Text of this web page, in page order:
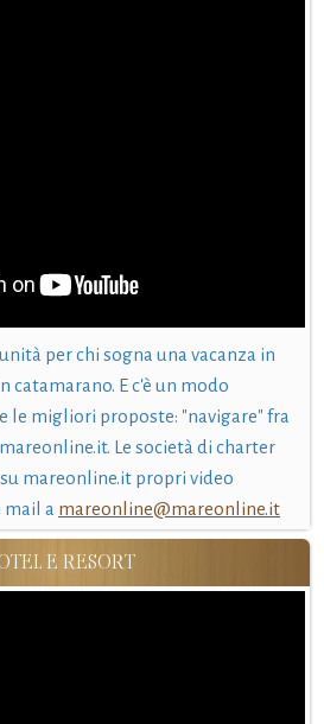
per chi sogna una vacanza in
catamarano. E c'è un modo
le migliori proposte: "navigare" fra
Le società di charter
mareonline.it propri video
mail a mareonline@mareonline.it
E RESORT